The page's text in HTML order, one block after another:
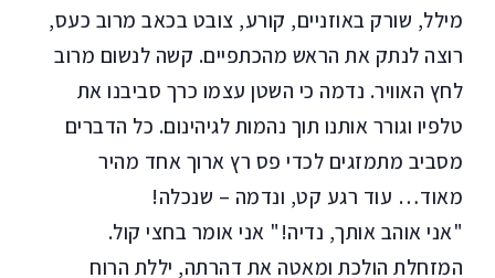
מילל, שורק באוזניים, קורע, צובט בכאב מרוב כעס,
רוצה לנתק את הראש מהכתפיים. קשה לנשום מרוב
לחץ האוויר. נדמה כי השטן עצמו כרך סביבנו את
טלפיו וגורר אותנו תוך נהמות לגיהינום. כל הדברים
מסביב מתמזגים לכדי פס רץ ארוך אחד מהיר
מאוד… עוד רגע קט, ונדמה – שנכלה!
"אני אוהב אותך, נדיה!" אני אומר בחצי קול.
המזחלת הולכת ומאטה את דהרתה, יללת הרוח